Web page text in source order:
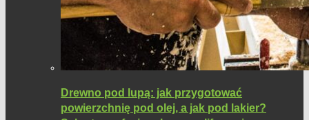
Drewno pod lupą: jak przygotować
powierzchnię pod olej, a jak pod lakier?